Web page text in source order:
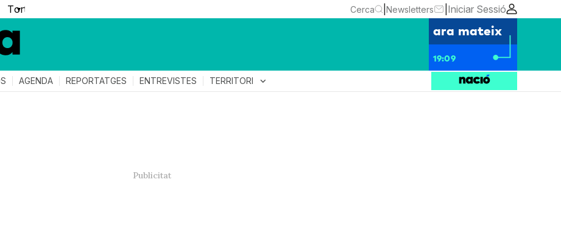
▼ Cerca Newsletters Iniciar Sessió
ara mateix
19:09
AGENDA REPORTATGES ENTREVISTES TERRITORI expand_more